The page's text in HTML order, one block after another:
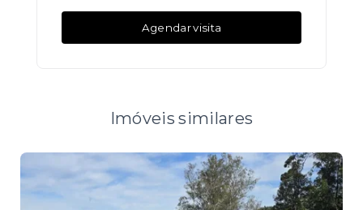
Agendar visita
Imóveis similares